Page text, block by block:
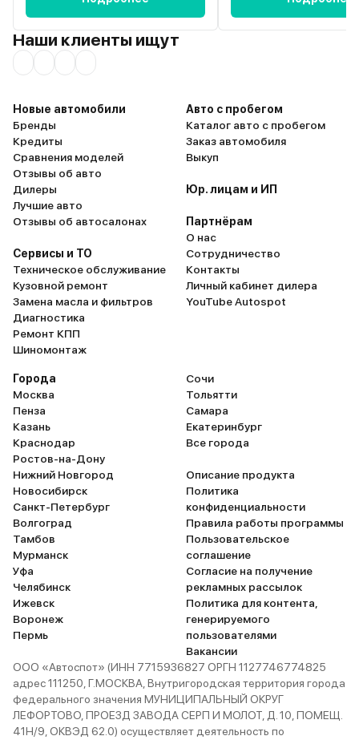
источником энергии Fiesta.
Экономичный источник питания
доступен в вариантах
хватит и маленького двигателя,
взял 100 л.с. И не пожалел, на
езде это не отразилось, а на
налогах – даже очень. Шума
почти не слышно. В ускорениях
нет авто-детонаций или
чрезмерного натяжения, но
машина удобная и плавная.
нахожу место на парковке,
клиренса хватает для городских
условий. Автомобилем очень
доволен.
Наши клиенты ищут
Новые автомобили
Бренды
Кредиты
Сравнения моделей
Отзывы об авто
Дилеры
Лучшие авто
Отзывы об автосалонах
Сервисы и ТО
Техническое обслуживание
Кузовной ремонт
Замена масла и фильтров
Диагностика
Ремонт КПП
Шиномонтаж
Авто с пробегом
Каталог авто с пробегом
Заказ автомобиля
Выкуп
Юр. лицам и ИП
Партнёрам
О нас
Сотрудничество
Контакты
Личный кабинет дилера
YouTube Autospot
Города
Москва
Пенза
Казань
Краснодар
Ростов-на-Дону
Нижний Новгород
Новосибирск
Санкт-Петербург
Волгоград
Тамбов
Мурманск
Уфа
Челябинск
Ижевск
Воронеж
Пермь
Сочи
Тольятти
Самара
Екатеринбург
Все города
Описание продукта
Политика
конфиденциальности
Правила работы программы
Пользовательское
соглашение
Согласие на получение
рекламных рассылок
Политика для контента,
генерируемого
пользователями
Вакансии
ООО «Автоспот» (ИНН 7715936827 ОРГН 1127746774825
адрес 111250, Г.МОСКВА, Внутригородская территория города
федерального значения МУНИЦИПАЛЬНЫЙ ОКРУГ
ЛЕФОРТОВО, ПРОЕЗД ЗАВОДА СЕРП И МОЛОТ, Д. 10, ПОМЕЩ.
41Н/9, ОКВЭД 62.0) осуществляет деятельность по